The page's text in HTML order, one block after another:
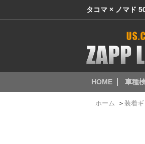
タコマ × ノマド
HOME 車種
ホーム ＞ 装着